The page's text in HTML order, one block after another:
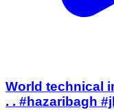
World technical
. . #hazaribagh